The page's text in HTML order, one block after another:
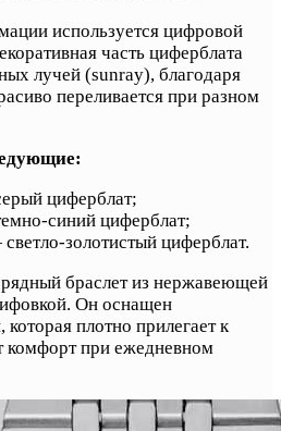
используется цифровой
часть циферблата
лучей (sunray), благодаря
переливается при разном
циферблат;
синий циферблат;
золотистый циферблат.
браслет из нержавеющей
Он оснащен
плотно прилегает к
комфорт при ежедневном